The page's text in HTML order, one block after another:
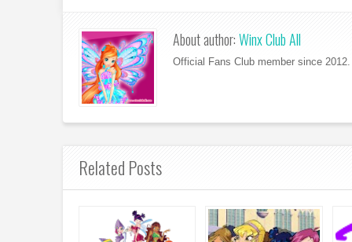
About author:Winx Club All
Official Fans Club member since
Related Posts